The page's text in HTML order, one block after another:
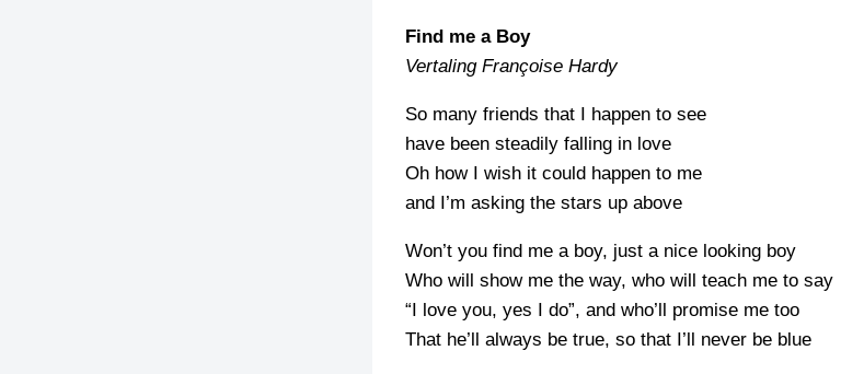
Find me a Boy
Vertaling Françoise Hardy
So many friends that I happen to see
have been steadily falling in love
Oh how I wish it could happen to me
and I’m asking the stars up above
Won’t you find me a boy, just a nice looking boy
Who will show me the way, who will teach me to say
“I love you, yes I do”, and who’ll promise me too
That he’ll always be true, so that I’ll never be blue